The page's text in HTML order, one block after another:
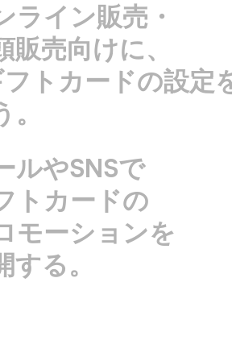
ライン販売・
販売向けに、​​​​​​​​
トカードの​​​​​​​​設定
ルや​​​​​​​​SNSで​​​​​​​​
トカードの​​​​​​​​
モーションを​​​​​​​​
する。